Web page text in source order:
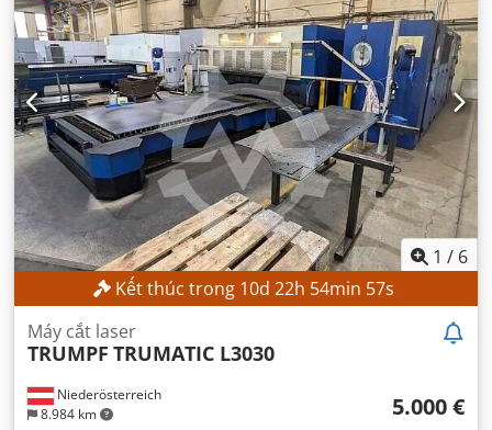
1 / 6
Kết thúc trong 10d 22h 54min 55s
Niederösterreich
8.984 km
Máy cắt laser
TRUMPF TRUMATIC L3030
5.000 €